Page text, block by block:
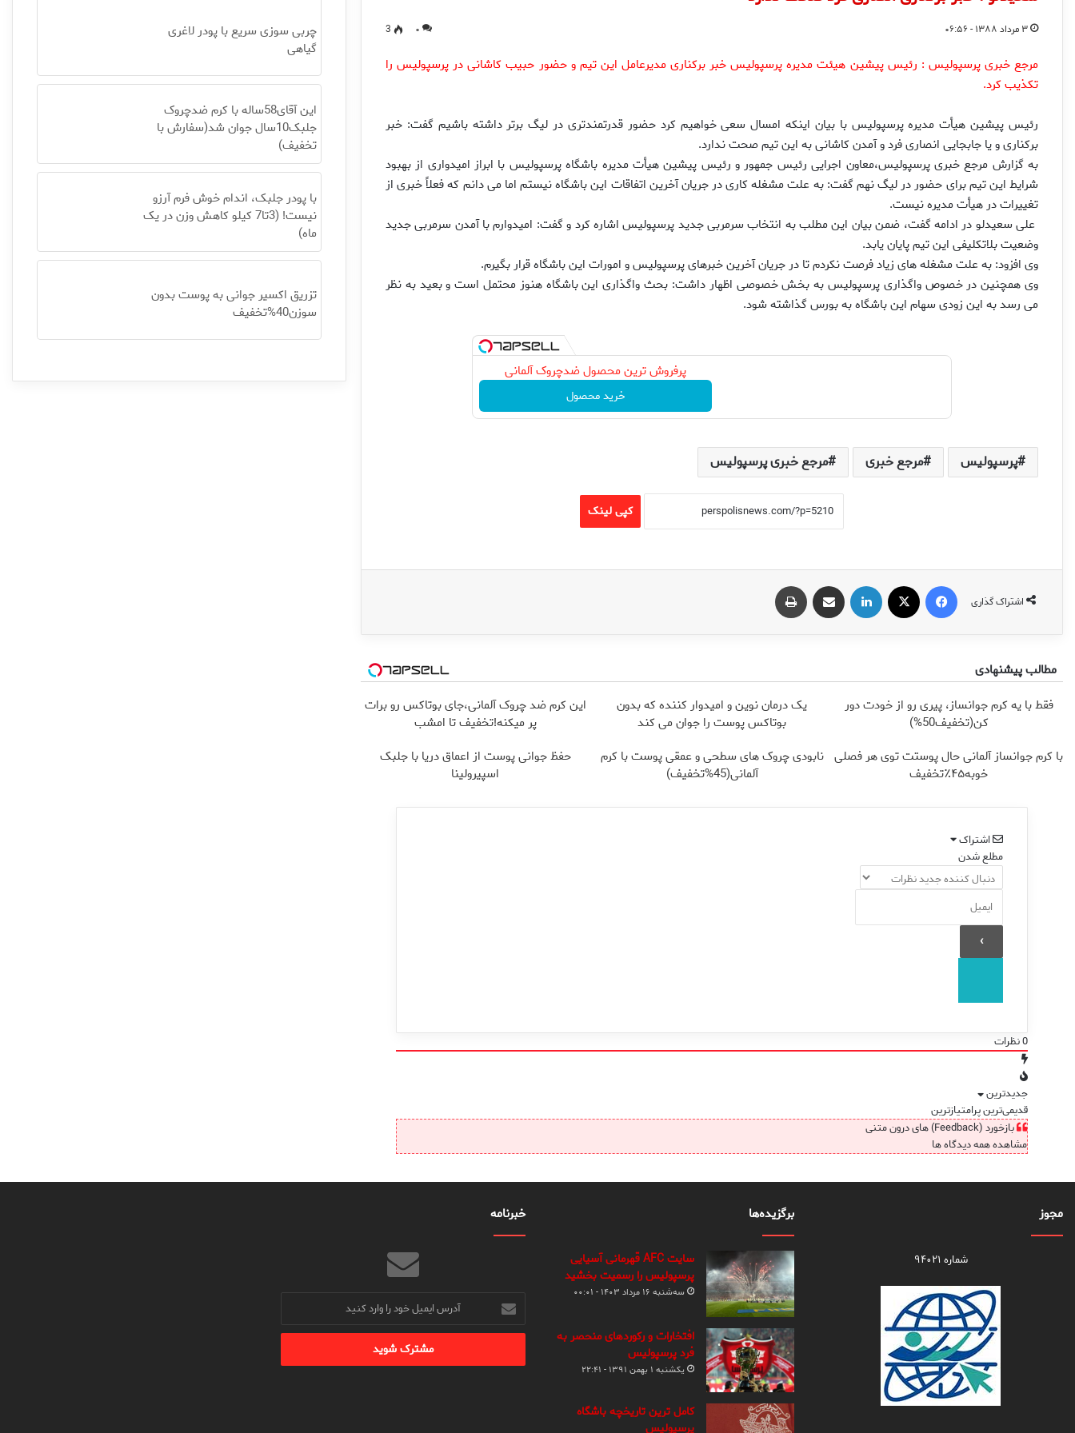
۳ مرداد ۱۳۸۸ - ۰۶:۵۶ ۰ 3
مرجع خبری پرسپولیس : رئیس پیشین هیئت مدیره پرسپولیس خبر برکناری مدیرعامل این تیم و حضور حبیب کاشانی در پرسپولیس را
تکذیب کرد.
رئيس پيشين هيأت مديره پرسپوليس با بيان اينكه امسال سعى خواهيم كرد حضور قدرتمندترى در ليگ برتر داشته باشيم گفت: خبر
بركنارى و يا جابجايى انصارى فرد و آمدن كاشانى به اين تيم صحت ندارد.
به گزارش مرجع خبری پرسپولیس،معاون اجرايى رئيس جمهور و رئيس پيشين هيأت مديره باشگاه پرسپوليس با ابراز اميدوارى از بهبود
شرايط اين تيم براى حضور در ليگ نهم گفت: به علت مشغله كارى در جريان آخرين اتفاقات اين باشگاه نيستم اما مى دانم كه فعلاً خبرى از
تغييرات در هيأت مديره نيست.
على سعيدلو در ادامه گفت، ضمن بيان اين مطلب به انتخاب سرمربى جديد پرسپوليس اشاره كرد و گفت: اميدوارم با آمدن سرمربى جديد
وضعيت بلاتكليفى اين تيم پايان يابد.
وى افزود: به علت مشغله هاى زياد فرصت نكردم تا در جريان آخرين خبرهاى پرسپوليس و امورات اين باشگاه قرار بگيرم.
وى همچنين در خصوص واگذارى پرسپوليس به بخش خصوصى اظهار داشت: بحث واگذارى اين باشگاه هنوز محتمل است و بعيد به نظر
مى رسد به اين زودى سهام اين باشگاه به بورس گذاشته شود.
پرفروش ترین محصول ضدچروک آلمانی
خرید محصول
پرسپولیس مرجع خبری مرجع خبری پرسپولیس
کپی لینک
اشتراک گذاری
فیس بوک لینکدین اشتراک گذاری از طریق ایمیل
مطالب پیشنهادی
فقط با یه کرم جوانساز، پیری رو از خودت دور
کن(تخفیف50%)
یک درمان نوین و امیدوار کننده که بدون
بوتاکس پوست را جوان می کند
این کرم ضد چروک آلمانی،جای بوتاکس رو برات
پر میکنه!تخفیف تا امشب
با کرم جوانساز آلمانی حال پوستت توی هر فصلی
خوبه۴۵٪تخفیف
نابودی چروک های سطحی و عمقی پوست با کرم
آلمانی(45%تخفیف)
حفظ جوانی پوست از اعماق دریا با جلبک
اسپیرولینا
اشتراک
مطلع شدن
0نظرات
جدیدترین
قدیمی‌ترینپرامتیازترین
بازخورد (Feedback) های درون متنی
مشاهده همه دیدگاه ها
چربی سوزی سریع با پودر لاغری
گیاهی
این آقای58ساله با کرم ضدچروک
جلبک10سال جوان شد(سفارش با
تخفیف)
با پودر جلبک، اندام خوش فرم آرزو
نیست! (3تا7 کیلو کاهش وزن در یک
ماه)
تزریق اکسیر جوانی به پوست بدون
سوزن40%تخفیف
مجوز
شماره ۹۴۰۲۱
برگزیده‌ها
سایت AFC قهرمانی آسیایی
پرسپولیس را رسمیت بخشید
سه‌شنبه ۱۶ مرداد ۱۴۰۳ - ۰۰:۰۱
افتخارات و رکوردهای منحصر به
فرد پرسپولیس
یکشنبه ۱ بهمن ۱۳۹۱ - ۲۲:۴۱
کامل ترین تاریخچه باشگاه
پرسپولیس
خبرنامه
آدرس
ایمیل
خود
وارد